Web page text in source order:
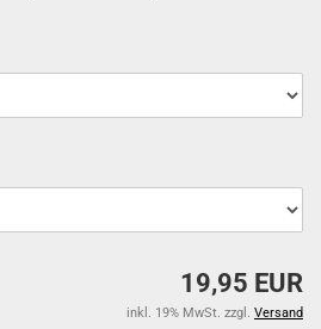
19,95 EUR
inkl. 19% MwSt. zzgl. Versand